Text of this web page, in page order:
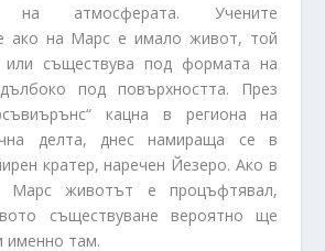
на атмосферата. Учените
ако на Марс е имало живот, той
или съществува под формата на
под повърхността. През
кацна в региона на
делта, днес намираща се в
кратер, наречен Йезеро. Ако в
Марс животът е процъфтявал,
съществуване вероятно ще
именно там.